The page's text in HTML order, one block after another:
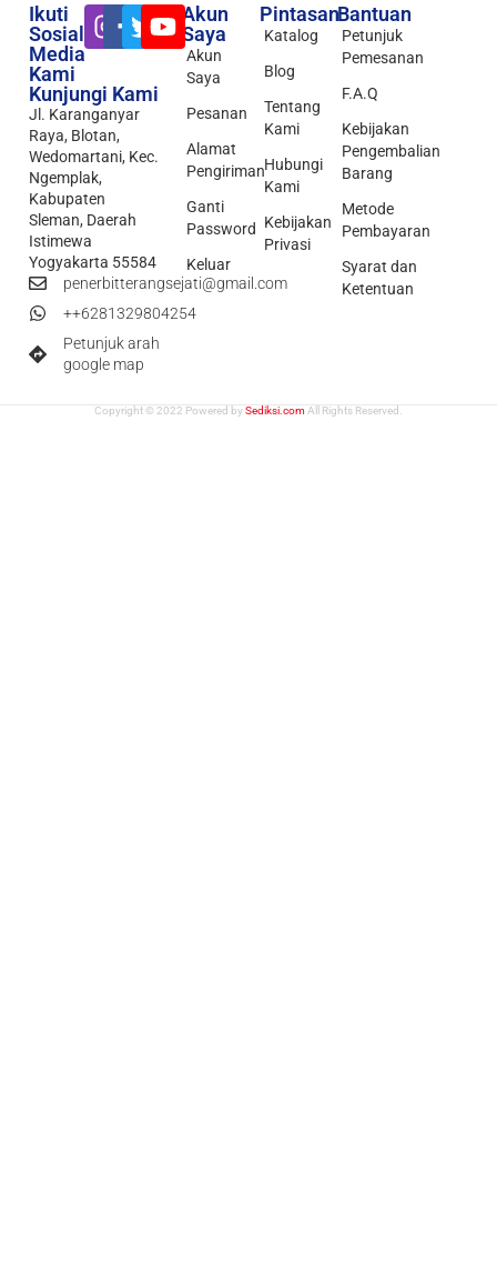
Akun
Saya
Akun
Saya
Pesanan
Alamat
Pengiriman
Ganti
Password
Keluar
Pintasan
Katalog
Blog
Tentang
Kami
Hubungi
Kami
Kebijakan
Privasi
Bantuan
Petunjuk
Pemesanan
F.A.Q
Kebijakan
Pengembalian
Barang
Metode
Pembayaran
Syarat dan
Ketentuan
Ikuti
Sosial
Media
Kami
Kunjungi Kami
Jl. Karanganyar
Raya, Blotan,
Wedomartani, Kec.
Ngemplak,
Kabupaten
Sleman, Daerah
Istimewa
Yogyakarta 55584
penerbitterangsejati@gmail.com
++6281329804254
Petunjuk arah
google map
Copyright © 2022 Powered bySediksi.com All Rights Reserved.